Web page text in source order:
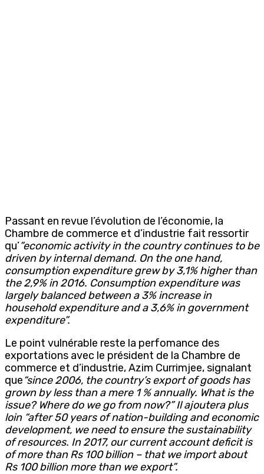
Passant en revue l’évolution de l’économie, la
Chambre de commerce et d’industrie fait ressortir
qu’”economic activity in the country continues to be
driven by internal demand. On the one hand,
consumption expenditure grew by 3,1% higher than
the 2,9% in 2016. Consumption expenditure was
largely balanced between a 3% increase in
household expenditure and a 3,6% in government
expenditure”.
Le point vulnérable reste la perfomance des
exportations avec le président de la Chambre de
commerce et d’industrie, Azim Currimjee, signalant
que“since 2006, the country’s export of goods has
grown by less than a mere 1 % annually. What is the
issue? Where do we go from now?” Il ajoutera plus
loin “after 50 years of nation-building and economic
development, we need to ensure the sustainability
of resources. In 2017, our current account deficit is
of more than Rs 100 billion – that we import about
Rs 100 billion more than we export”.